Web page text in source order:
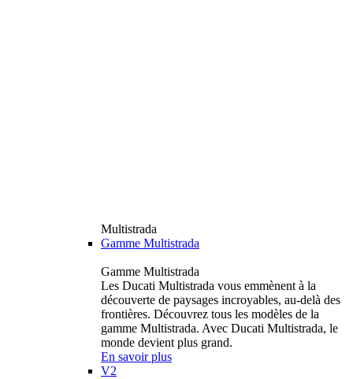
Multistrada
Gamme Multistrada
Gamme Multistrada
Les Ducati Multistrada vous emmènent à la
découverte de paysages incroyables, au-delà des
frontières. Découvrez tous les modèles de la
gamme Multistrada. Avec Ducati Multistrada, le
monde devient plus grand.
En savoir plus
V2